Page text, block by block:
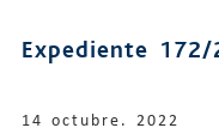
Expediente 172/
14 octubre. 2022